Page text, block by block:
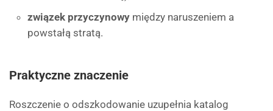
związek przyczynowy między naruszeniem a
powstałą stratą.
Praktyczne znaczenie
Roszczenie o odszkodowanie uzupełnia katalog